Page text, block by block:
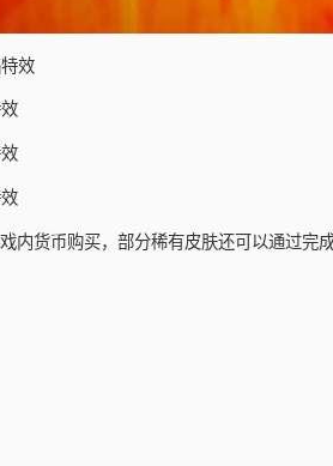
效
内货币购买，部分稀有皮肤还可以通过完